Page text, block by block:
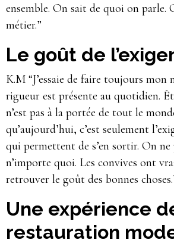
ensemble. On sait de quoi on parle.
métier.”
Le goût de
K.M “J’essaie de faire toujours mon
rigueur est présente au quotidien.
n’est pas à la portée de tout le
qu’aujourd’hui, c’est seulement
qui permettent de s’en sortir. On ne
n’importe quoi. Les convives ont
retrouver le goût des bonnes
Une expérience
restauration